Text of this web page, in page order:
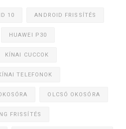
10 ANDROID FRISSÍTÉS
HUAWEI P30
KÍNAI CUCCOK
TELEFONOK
OLCSÓ OKOSÓRA
FRISSÍTÉS